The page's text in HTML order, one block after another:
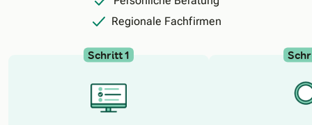
Regionale Fachfirmen
Schritt 1